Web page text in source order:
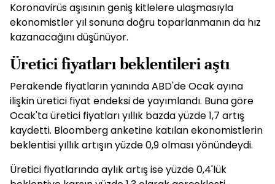
Koronavirüs aşısının geniş kitlelere ulaşmasıyla
ekonomistler yıl sonuna doğru toparlanmanın da hız
kazanacağını düşünüyor.
Üretici fiyatları beklentileri aştı
Perakende fiyatların yanında ABD'de Ocak ayına
ilişkin üretici fiyat endeksi de yayımlandı. Buna göre
Ocak'ta üretici fiyatları yıllık bazda yüzde 1,7 artış
kaydetti. Bloomberg anketine katılan ekonomistlerin
beklentisi yıllık artışın yüzde 0,9 olması yönündeydi.
Üretici fiyatlarında aylık artış ise yüzde 0,4'lük